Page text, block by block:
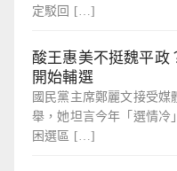
定駁回 […]
酸王惠美不挺魏平政
開始輔選
國民黨主席鄭麗文接受
舉，她坦言今年「選情冷
困選區 […]